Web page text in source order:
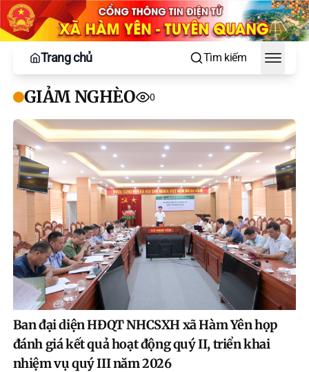
Trang chủ Tìm kiếm
Toggle
GIẢM NGHÈO 0
Ban đại diện HĐQT NHCSXH xã Hàm Yên họp
đánh giá kết quả hoạt động quý II, triển khai
nhiệm vụ quý III năm 2026